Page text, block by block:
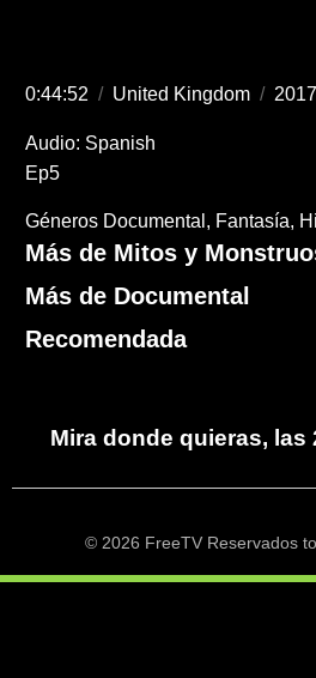
0:44:52 / United Kingdom / 2017
Audio: Spanish
Ep5
Géneros Documental Fantasía
Más de Mitos y
Más de Documental
Recomendada
Mira donde quieras, las
© 2026 FreeTV Reservados